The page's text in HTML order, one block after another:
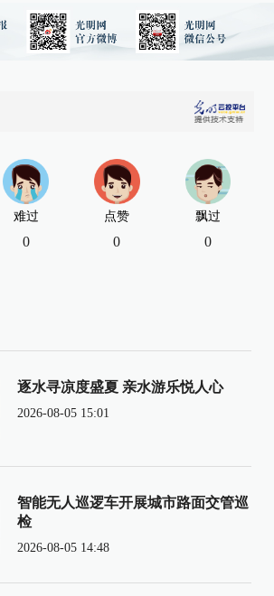
难过
0
点赞
0
飘过
0
逐水寻凉度盛夏 亲水游乐悦人心
2026-08-05 15:01
智能无人巡逻车开展城市路面交管巡
检
2026-08-05 14:48